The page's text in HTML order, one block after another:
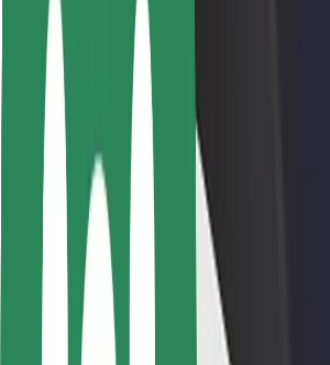
Utasbiztonság
Sofőr biztonság
E-roller biztonság
Biztonsági részleg
Városok
Lokációk
Városi megoldások
Repülőtér
Bolt töltőállomások